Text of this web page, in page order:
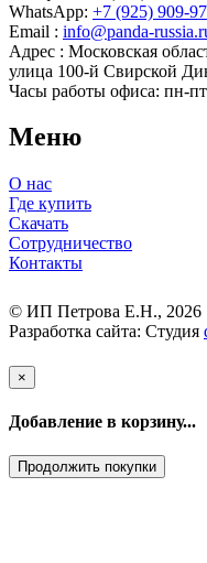
WhatsApp: +7 (925) 909-
Email : info@panda-
Адрес : Московская
улица 100-й Свирской
Часы работы офиса: пн-
Меню
О нас
Где купить
Скачать
Сотрудничество
Контакты
© ИП Петрова Е.Н., 2026
Разработка сайта: Студия
×
Добавление в корзину...
Продолжить покупки